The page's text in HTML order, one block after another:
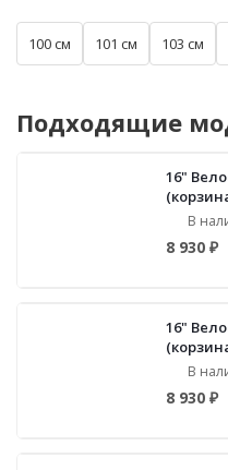
100 см 101 см 103 см
Подходящие
16"
В
8 930 ₽
16"
В
8 930 ₽